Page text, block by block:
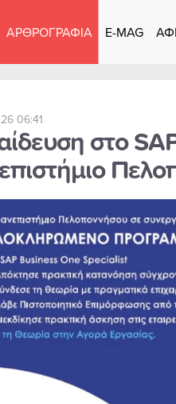
ΑΡΘΡΟΓΡΑΦΙΑ E-MAG
06:41
στο